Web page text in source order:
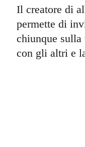
Il creatore di
permette di
chiunque
con gli altri e